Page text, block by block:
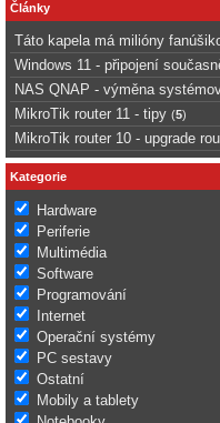
Články
Táto kapela má milióny
Windows 11 - připojení
NAS QNAP - výměna
MikroTik router 11 - tipy (5)
MikroTik router 10 - upgrade
Kategorie
Hardware
Periferie
Multimédia
Software
Programování
Internet
Operační systémy
PC sestavy
Ostatní
Mobily a tablety